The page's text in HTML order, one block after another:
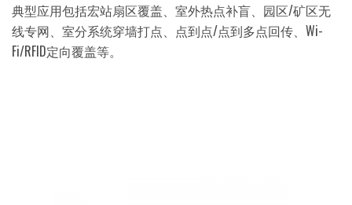
典型应用包括宏站扇区覆盖、室外热点补盲、园区/矿区无
线专网、室分系统穿墙打点、点到点/点到多点回传、Wi-
Fi/RFID定向覆盖等。